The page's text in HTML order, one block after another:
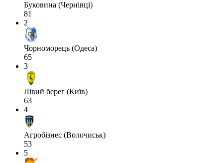
Буковина (Чернівці)
81
2
Чорноморець (Одеса)
65
3
Лівий берег (Київ)
63
4
Агробізнес (Волочиськ)
53
5